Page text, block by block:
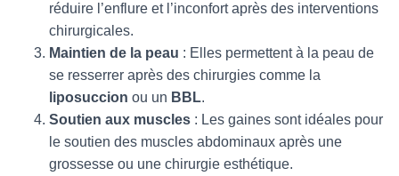
réduire l’enflure et l’inconfort après des interventions
chirurgicales.
Maintien de la peau : Elles permettent à la peau de
se resserrer après des chirurgies comme la
liposuccion ou un BBL.
Soutien aux muscles : Les gaines sont idéales pour
le soutien des muscles abdominaux après une
grossesse ou une chirurgie esthétique.